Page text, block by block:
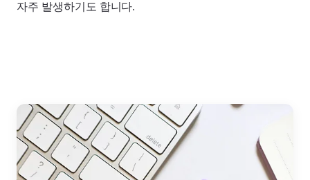
자주 발생하기도 합니다.